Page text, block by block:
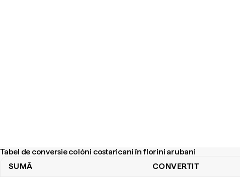
Tabel de conversie colóni costaricani în florini arubani
SUMĂ CONVERTIT